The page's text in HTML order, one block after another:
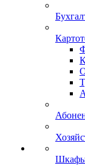
Шкафы